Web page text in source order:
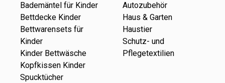
Bademäntel für Kinder
Bettdecke Kinder
Bettwarensets für
Kinder
Kinder Bettwäsche
Kopfkissen Kinder
Spucktücher
Autozubehör
Haus & Garten
Haustier
Schutz- und
Pflegetextilien